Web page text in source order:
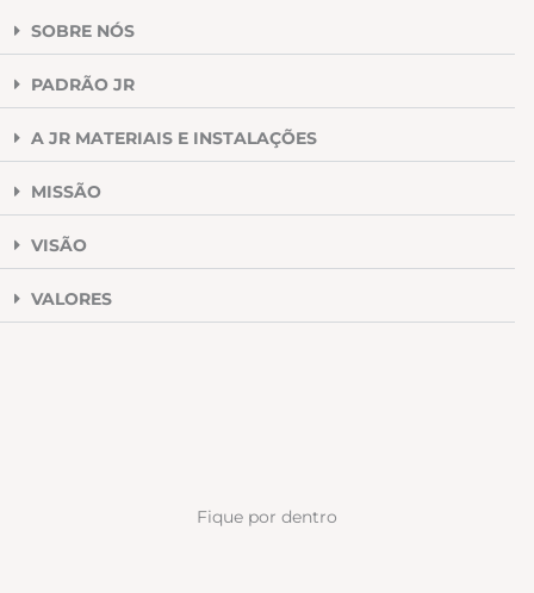
SOBRE NÓS
PADRÃO JR
A JR MATERIAIS E INSTALAÇÕES
MISSÃO
VISÃO
VALORES
Fique por dentro